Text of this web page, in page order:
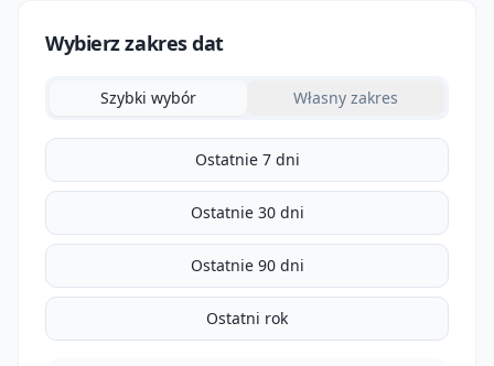
Wybierz zakres dat
Szybki wybór Własny zakres
Ostatnie 7 dni
Ostatnie 30 dni
Ostatnie 90 dni
Ostatni rok